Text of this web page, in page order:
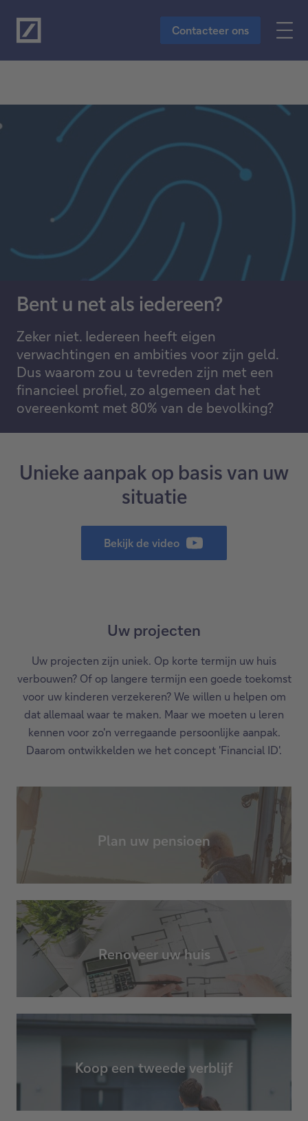
Naar de hoofdinhoud
Contacteer ons
Bent u net als iedereen?
Zeker niet. Iedereen heeft eigen
verwachtingen en ambities voor zijn geld.
Dus waarom zou u tevreden zijn met een
financieel profiel, zo algemeen dat het
overeenkomt met 80% van de bevolking?
Unieke aanpak op basis van uw
situatie
Bekijk de video
nieuw
window.
Uw projecten
Uw projecten zijn uniek. Op korte termijn uw huis
verbouwen? Of op langere termijn een goede toekomst
voor uw kinderen verzekeren? We willen u helpen om
dat allemaal waar te maken. Maar we moeten u leren
kennen voor zo'n verregaande persoonlijke aanpak.
Daarom ontwikkelden we het concept 'Financial ID'.
Plan uw pensioen
Renoveer uw huis
Koop een tweede verblijf